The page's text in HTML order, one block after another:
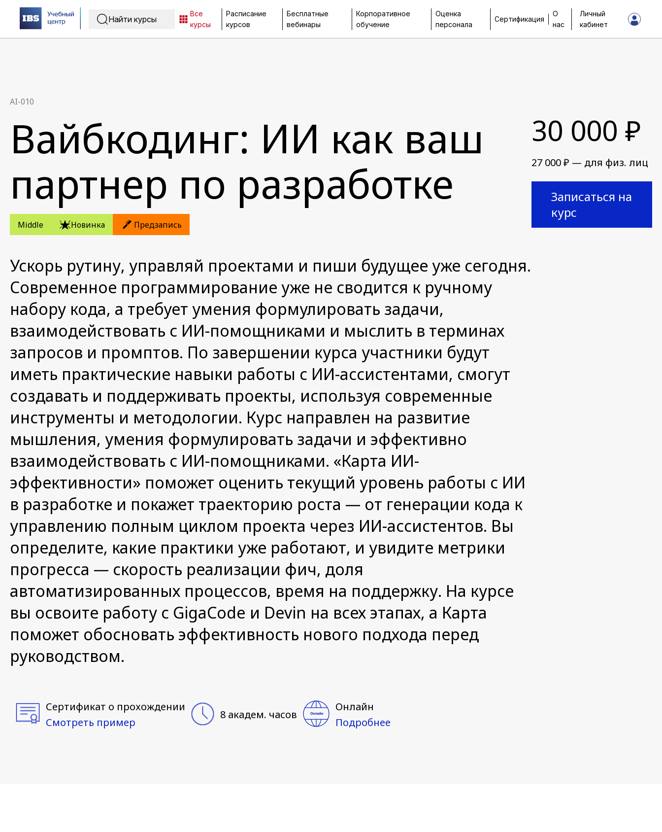
Все
курсы
Расписание
курсов
Бесплатные
вебинары
Корпоративное
обучение
Оценка
персонала
Сертификация
О
нас
Личный
кабинет
AI-010
Вайбкодинг: ИИ как ваш
партнер по разработке
Middle Новинка Предзапись
Ускорь рутину, управляй проектами и пиши будущее уже сегодня.
Современное программирование уже не сводится к ручному
набору кода, а требует умения формулировать задачи,
взаимодействовать с ИИ-помощниками и мыслить в терминах
запросов и промптов. По завершении курса участники будут
иметь практические навыки работы с ИИ-ассистентами, смогут
создавать и поддерживать проекты, используя современные
инструменты и методологии. Курс направлен на развитие
мышления, умения формулировать задачи и эффективно
взаимодействовать с ИИ-помощниками. «Карта ИИ-
эффективности» поможет оценить текущий уровень работы с ИИ
в разработке и покажет траекторию роста — от генерации кода к
управлению полным циклом проекта через ИИ-ассистентов. Вы
определите, какие практики уже работают, и увидите метрики
прогресса — скорость реализации фич, доля
автоматизированных процессов, время на поддержку. На курсе
вы освоите работу с GigaCode и Devin на всех этапах, а Карта
поможет обосновать эффективность нового подхода перед
руководством.
Сертификат о прохождении
Смотреть пример
8 академ. часов
Онлайн
Подробнее
30 000 ₽
27 000 ₽ — для физ. лиц
Записаться на
курс